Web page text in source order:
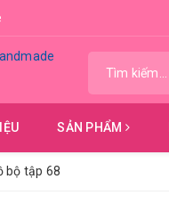
SẢN PHẨM
bộ tập 68